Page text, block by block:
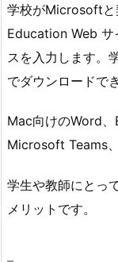
学校がMicrosoft
Education Web サ
スを入力します。
でダウンロードで
Mac向けのWord
Microsoft Teams
学生や教師にとっ
メリットです。